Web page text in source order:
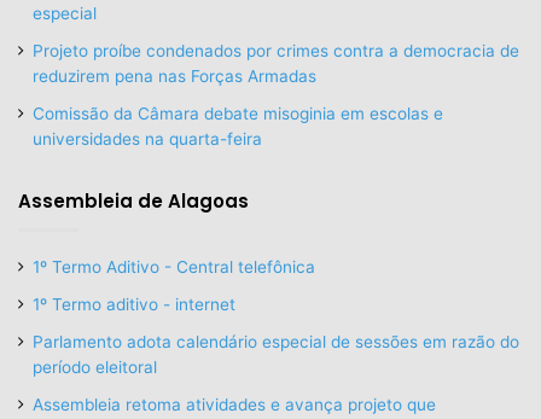
especial
Projeto proíbe condenados por crimes contra a democracia de
reduzirem pena nas Forças Armadas
Comissão da Câmara debate misoginia em escolas e
universidades na quarta-feira
Assembleia de Alagoas
1º Termo Aditivo - Central telefônica
1º Termo aditivo - internet
Parlamento adota calendário especial de sessões em razão do
período eleitoral
Assembleia retoma atividades e avança projeto que